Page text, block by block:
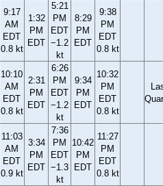
9:17
AM
EDT
0.8 kt
1:32
PM
EDT
5:21
PM
EDT
−1.2
kt
8:29
PM
EDT
9:38
PM
EDT
0.8 kt
10:10
AM
EDT
0.8 kt
2:31
PM
EDT
6:26
PM
EDT
−1.2
kt
9:34
PM
EDT
10:32
PM
EDT
0.8 kt
11:03
AM
EDT
0.9 kt
3:34
PM
EDT
7:36
PM
EDT
−1.3
kt
10:42
PM
EDT
11:27
PM
EDT
0.8 kt